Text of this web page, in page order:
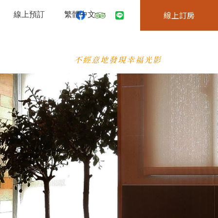
線上預訂 繁體中文 線上訂房
不經意地發現幸福光影